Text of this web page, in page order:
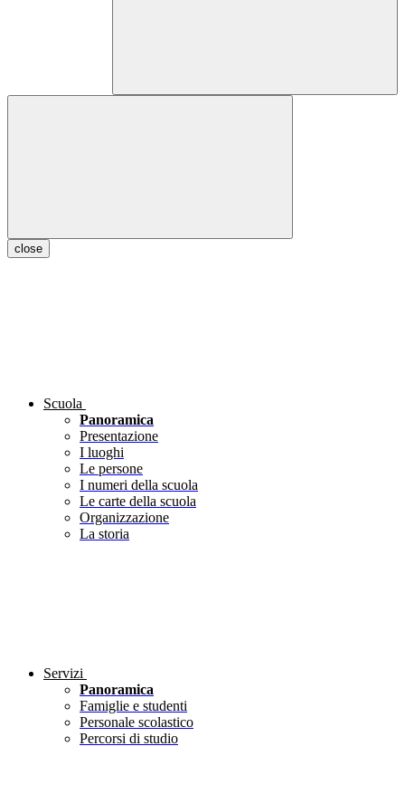
close
Scuola
Panoramica
Presentazione
I luoghi
Le persone
I numeri della scuola
Le carte della scuola
Organizzazione
La storia
Servizi
Panoramica
Famiglie e studenti
Personale scolastico
Percorsi di studio